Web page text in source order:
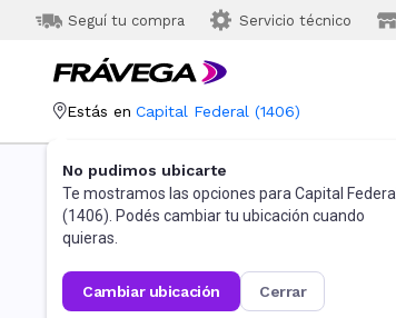
Seguí tu compra Servicio técnico
Estás en Capital Federal (1406)
No pudimos ubicarte
Te mostramos las opciones para Capital Federal
(1406). Podés cambiar tu ubicación cuando
quieras.
cambiar ubicación cerrar